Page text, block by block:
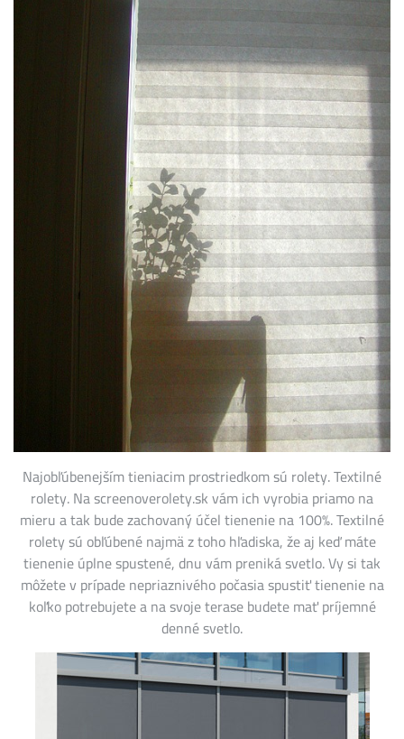
Najobľúbenejším tieniacim prostriedkom sú rolety. Textilné
rolety. Na screenoverolety.sk vám ich vyrobia priamo na
mieru a tak bude zachovaný účel tienenie na 100%. Textilné
rolety sú obľúbené najmä z toho hľadiska, že aj keď máte
tienenie úplne spustené, dnu vám preniká svetlo. Vy si tak
môžete v prípade nepriaznivého počasia spustiť tienenie na
koľko potrebujete a na svoje terase budete mať príjemné
denné svetlo.